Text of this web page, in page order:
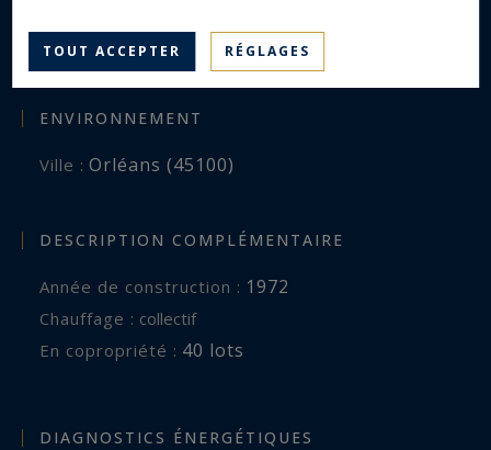
Salle(s) d'eau : 1
ENVIRONNEMENT
Ville : Orléans (45100)
DESCRIPTION COMPLÉMENTAIRE
Année de construction : 1972
Chauffage : collectif
En copropriété : 40 lots
DIAGNOSTICS ÉNERGÉTIQUES
TOUT ACCEPTER RÉGLAGES